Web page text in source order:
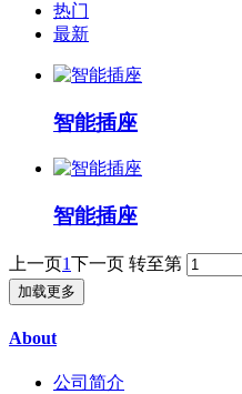
热门
最新
智能插座
智能插座
上一页1下一页 转至第
加载更多
About
公司简介